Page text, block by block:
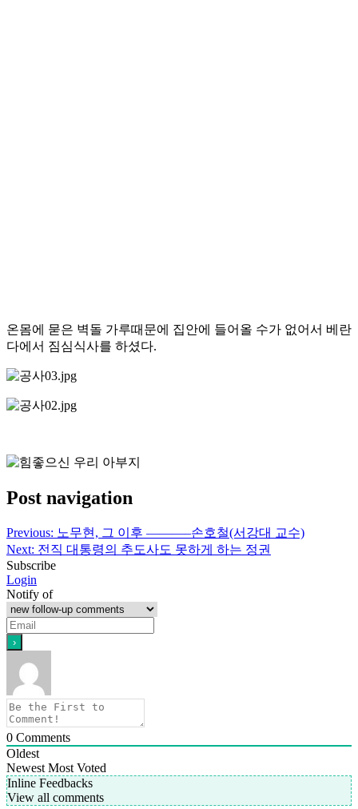
온몸에 묻은 벽돌 가루때문에 집안에 들어올 수가 없어서 베란
다에서 짐심식사를 하셨다.
Post navigation
Previous: 노무현, 그 이후 ———–손호철(서강대 교수)
Next: 전직 대통령의 추도사도 못하게 하는 정권
Subscribe
Login
Notify of
0 Comments
Oldest
Newest Most Voted
Inline Feedbacks
View all comments